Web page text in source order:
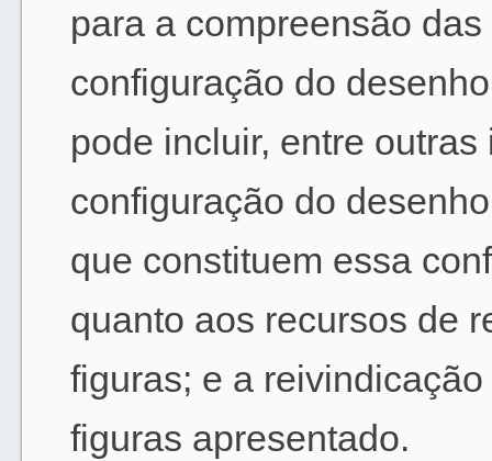
para a compreensão
configuração do
pode incluir, entre
configuração do
que constituem essa
quanto aos recursos de
figuras; e a
figuras apresentado.